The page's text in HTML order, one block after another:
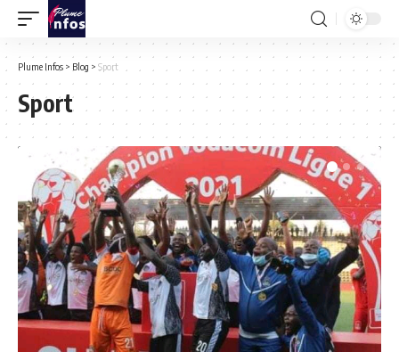
Plume Infos > Blog > Sport
Sport